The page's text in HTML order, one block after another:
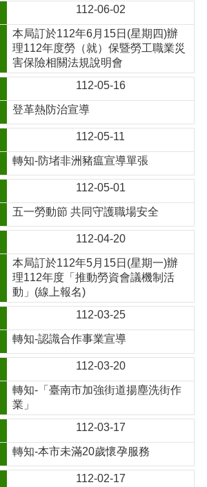
112-06-02
本局訂於112年6月15日(星期四)辦
理112年度勞（就）保暨勞工職業災
害保險相關法規說明會
112-05-16
登革熱防治宣導
112-05-11
轉知-防堵非洲豬瘟宣導單張
112-05-01
五一勞動節 共同守護職場安全
112-04-20
本局訂於112年5月15日(星期一)辦
理112年度「推動勞資會議機制活
動」(線上報名)
112-03-25
轉知-認識合作事業宣導
112-03-20
轉知-「臺南市加強街道揚塵洗街作
業」
112-03-17
轉知-本市未滿20歲懷孕服務
112-02-17